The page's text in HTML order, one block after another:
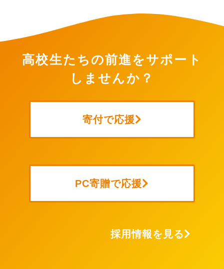
高校生たちの前進をサポート
しませんか？
寄付で応援
PC寄贈で応援
採用情報を見る